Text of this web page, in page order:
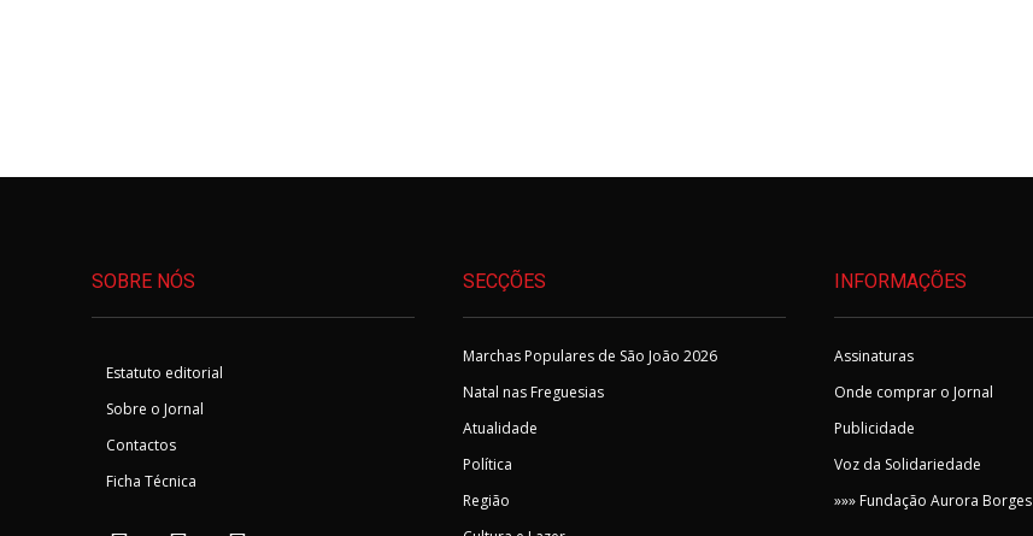
SOBRE NÓS
Estatuto editorial
Sobre o Jornal
Contactos
Ficha Técnica
SECÇÕES
Marchas Populares de São João 2026
Natal nas Freguesias
Atualidade
Política
Região
INFORMAÇÕES
Assinaturas
Onde comprar o Jornal
Publicidade
Voz da Solidariedade
»»» Fundação Aurora Borges